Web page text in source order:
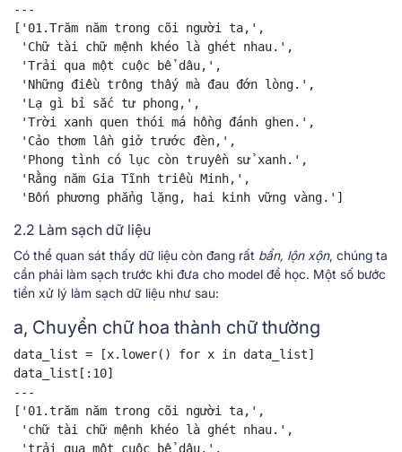
---
['01.Trăm năm trong cõi người ta,',
'Chữ tài chữ mệnh khéo là ghét nhau.',
'Trải qua một cuộc bể dâu,',
'Những điều trông thấy mà đau đớn lòng.',
'Lạ gì bỉ sắc tư phong,',
'Trời xanh quen thói má hồng đánh ghen.',
'Cảo thơm lần giở trước đèn,',
'Phong tình có lục còn truyền sử xanh.',
'Rằng năm Gia Tĩnh triều Minh,',
'Bốn phương phẳng lặng, hai kinh vững vàng.']
2.2 Làm sạch dữ liệu
Có thể quan sát thấy dữ liệu còn đang rất bẩn, lộn xộn, chúng ta
cần phải làm sạch trước khi đưa cho model để học. Một số bước
tiền xử lý làm sạch dữ liệu như sau:
a, Chuyển chữ hoa thành chữ thường
data_list = [x.lower() for x in data_list]
data_list[:10]
---
['01.trăm năm trong cõi người ta,',
'chữ tài chữ mệnh khéo là ghét nhau.',
'trải qua một cuộc bể dâu,',